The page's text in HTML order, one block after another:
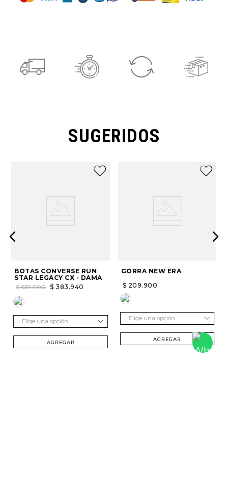
SUGERIDOS
BOTAS CONVERSE RUN
STAR LEGACY CX - DAMA
$ 639.900 $ 383.940
Elige una opción
AGREGAR
GORRA NEW ERA
$ 209.900
Elige una opción
AGREGAR